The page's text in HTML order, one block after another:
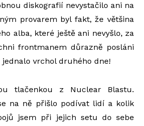
diskografií nevystačilo ani na
provarem byl fakt, že většina
alba, které ještě ani nevyšlo, za
frontmanem důrazně posláni
vrchol druhého dne!
tlačenkou z Nuclear Blastu.
na ně přišlo podívat lidí a kolik
jsem při jejich setu do sebe